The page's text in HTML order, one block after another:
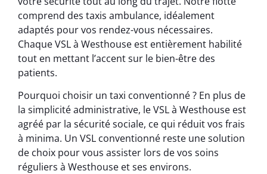
comprend des taxis ambulance, idéalement
adaptés pour vos rendez-vous nécessaires.
Chaque VSL à Westhouse est entièrement habilité
tout en mettant l’accent sur le bien-être des
patients.
Pourquoi choisir un taxi conventionné ? En plus de
la simplicité administrative, le VSL à Westhouse est
agréé par la sécurité sociale, ce qui réduit vos frais
à minima. Un VSL conventionné reste une solution
de choix pour vous assister lors de vos soins
réguliers à Westhouse et ses environs.